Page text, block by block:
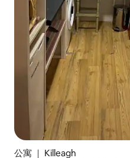
公寓 ｜ Killeagh